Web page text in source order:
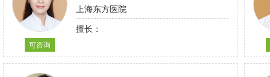
可咨询
上海东方医院
擅长：